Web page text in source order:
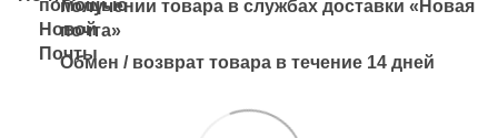
получении товара в службах доставки «Новая
почта»
Обмен / возврат товара в течение 14 дней